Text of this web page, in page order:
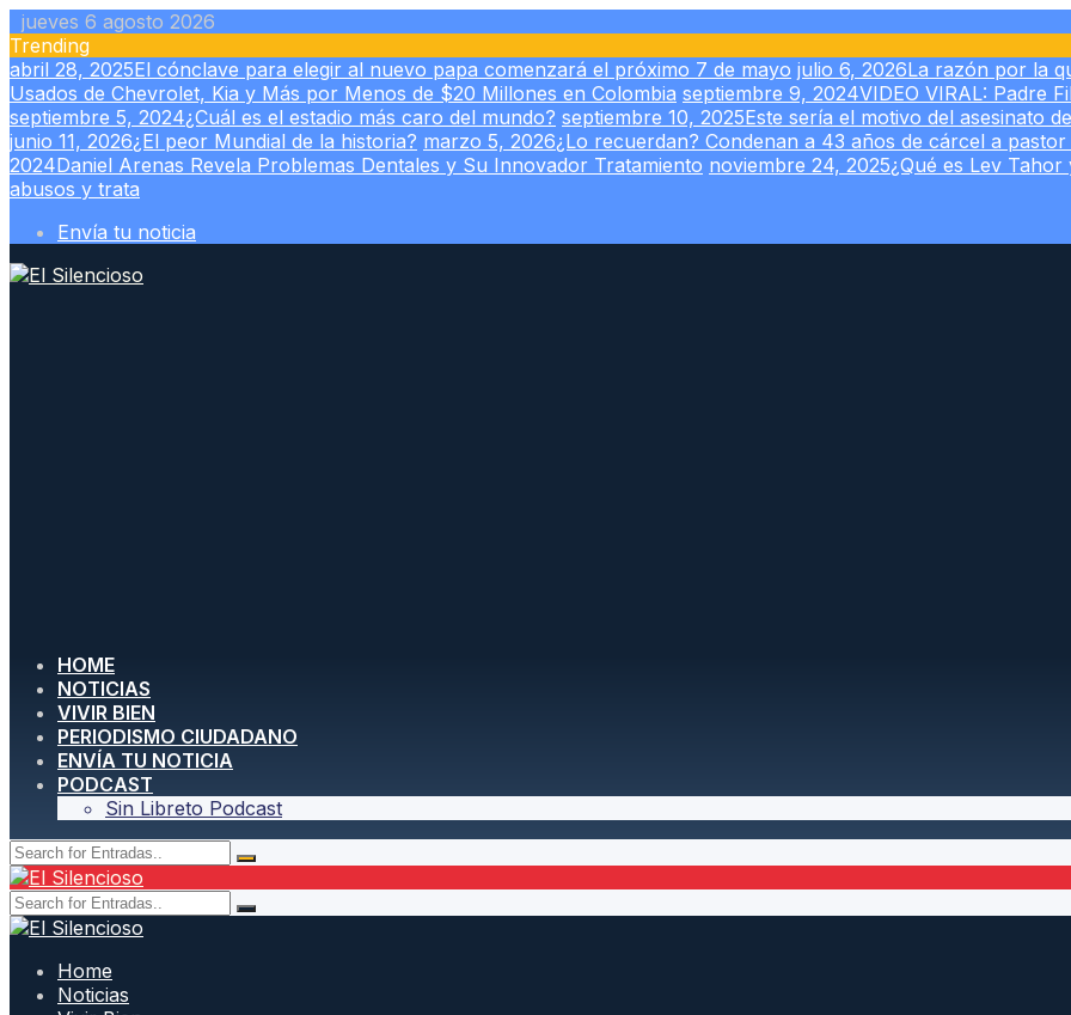
Skip
to
content
jueves 6 agosto 2026
Trending
abril 28, 2025El cónclave para elegir al nuevo papa comenzará el próximo 7 de mayo julio 6, 2026La razón por la
Usados de Chevrolet, Kia y Más por Menos de $20 Millones en Colombia septiembre 9, 2024VIDEO VIRAL: Padre
septiembre 5, 2024¿Cuál es el estadio más caro del mundo? septiembre 10, 2025Este sería el motivo del asesinato
junio 11, 2026¿El peor Mundial de la historia? marzo 5, 2026¿Lo recuerdan? Condenan a 43 años de cárcel a
2024Daniel Arenas Revela Problemas Dentales y Su Innovador Tratamiento noviembre 24, 2025¿Qué es Lev
abusos y trata
Envía tu noticia
HOME
NOTICIAS
VIVIR BIEN
PERIODISMO CIUDADANO
ENVÍA TU NOTICIA
PODCAST
Sin Libreto Podcast
Home
Noticias